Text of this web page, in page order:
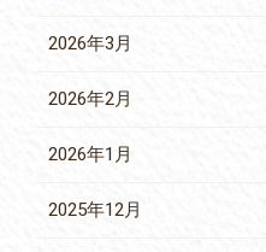
2026年3月
2026年2月
2026年1月
2025年12月